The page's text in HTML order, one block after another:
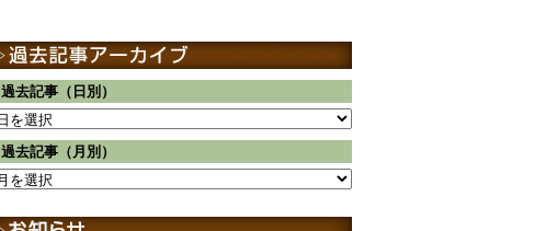
過去記事（日別）
過去記事（月別）